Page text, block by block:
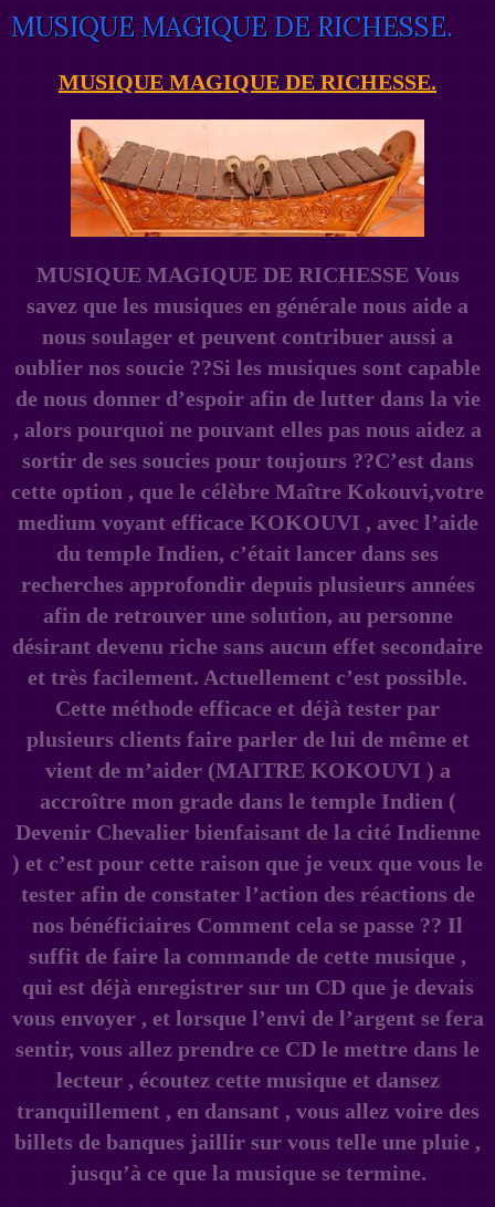
MUSIQUE MAGIQUE DE RICHESSE.
MUSIQUE MAGIQUE DE RICHESSE.
MUSIQUE MAGIQUE DE RICHESSE Vous
savez que les musiques en générale nous aide a
nous soulager et peuvent contribuer aussi a
oublier nos soucie ??Si les musiques sont capable
de nous donner d’espoir afin de lutter dans la vie
, alors pourquoi ne pouvant elles pas nous aidez a
sortir de ses soucies pour toujours ??C’est dans
cette option , que le célèbre Maître Kokouvi,votre
medium voyant efficace KOKOUVI , avec l’aide
du temple Indien, c’était lancer dans ses
recherches approfondir depuis plusieurs années
afin de retrouver une solution, au personne
désirant devenu riche sans aucun effet secondaire
et très facilement. Actuellement c’est possible.
Cette méthode efficace et déjà tester par
plusieurs clients faire parler de lui de même et
vient de m’aider (MAITRE KOKOUVI ) a
accroître mon grade dans le temple Indien (
Devenir Chevalier bienfaisant de la cité Indienne
) et c’est pour cette raison que je veux que vous le
tester afin de constater l’action des réactions de
nos bénéficiaires Comment cela se passe ?? Il
suffit de faire la commande de cette musique ,
qui est déjà enregistrer sur un CD que je devais
vous envoyer , et lorsque l’envi de l’argent se fera
sentir, vous allez prendre ce CD le mettre dans le
lecteur , écoutez cette musique et dansez
tranquillement , en dansant , vous allez voire des
billets de banques jaillir sur vous telle une pluie ,
jusqu’à ce que la musique se termine.